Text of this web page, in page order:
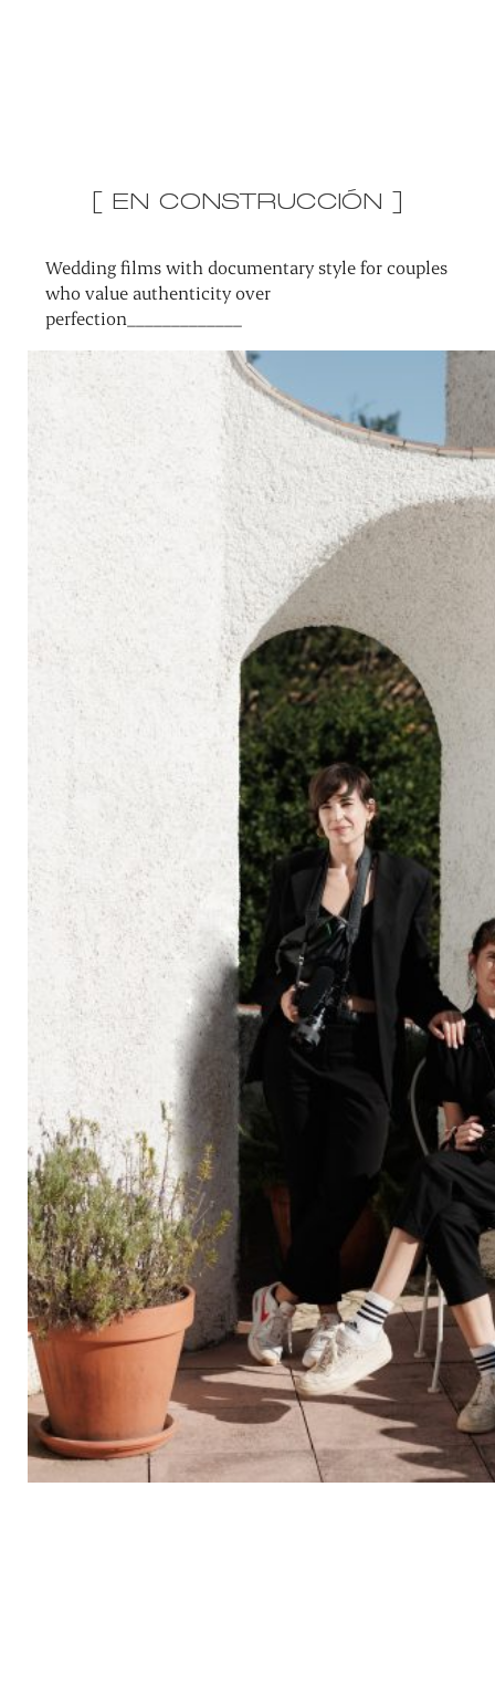
[ EN CONSTRUCCIÓN ]
Wedding films with documentary style for couples
who value authenticity over
perfection_____________